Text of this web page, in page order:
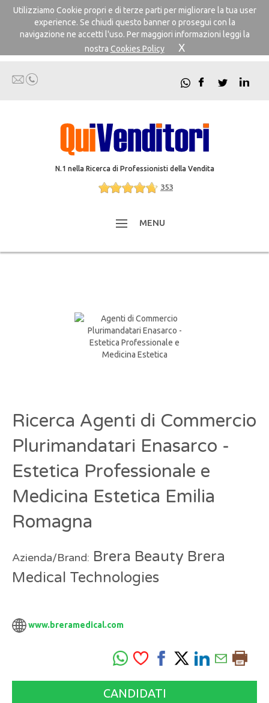
Utilizziamo Cookie propri e di terze parti per migliorare la tua user
experience. Se chiudi questo banner o prosegui con la
navigazione ne accetti l'uso. Per maggiori informazioni leggi la
nostra Cookies Policy X
N.1 nella Ricerca di Professionisti della Vendita
353
MENU
Ricerca Agenti di Commercio
Plurimandatari Enasarco -
Estetica Professionale e
Medicina Estetica Emilia
Romagna
Azienda/Brand: Brera Beauty Brera
Medical Technologies
www.breramedical.com
CANDIDATI